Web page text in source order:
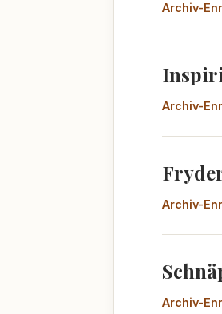
Archiv-
Archiv-
Archiv-
Archiv-